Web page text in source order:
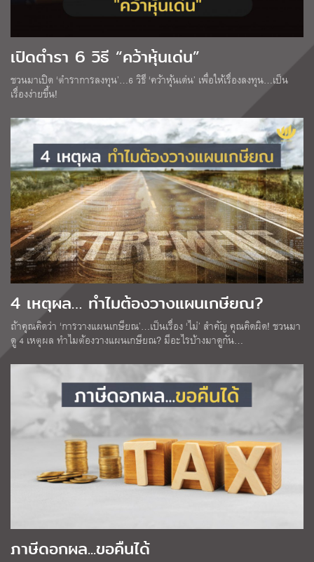
เปิดตำรา 6 วิธี “คว้าหุ้นเด่น”
ชวนมาเปิด ‘ตำราการลงทุน’…6 วิธี ‘คว้าหุ้นเด่น’ เพื่อให้เรื่องลงทุน…เป็น
เรื่องง่ายขึ้น!
4 เหตุผล… ทำไมต้องวางแผนเกษียณ?
ถ้าคุณคิดว่า ‘การวางแผนเกษียณ’…เป็นเรื่อง ‘ไม่’ สำคัญ คุณคิดผิด! ชวนมา
ดู 4 เหตุผล ทำไมต้องวางแผนเกษียณ? มีอะไรบ้างมาดูกัน…
ภาษีดอกผล...ขอคืนได้